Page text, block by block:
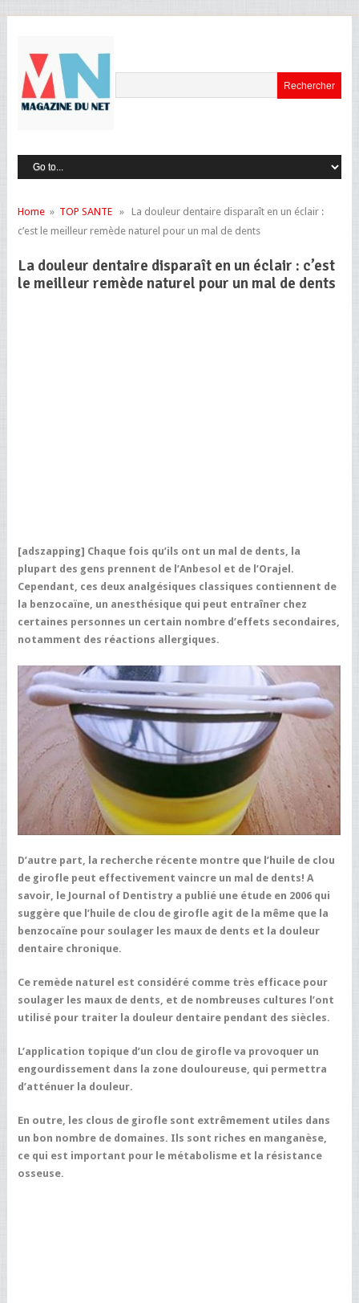
Home» TOP SANTE» La douleur dentaire disparaît en un éclair :
c’est le meilleur remède naturel pour un mal de dents
La douleur dentaire disparaît en un éclair : c’est
le meilleur remède naturel pour un mal de dents
[adszapping] Chaque fois qu’ils ont un mal de dents, la
plupart des gens prennent de l’Anbesol et de l’Orajel.
Cependant, ces deux analgésiques classiques contiennent de
la benzocaïne, un anesthésique qui peut entraîner chez
certaines personnes un certain nombre d’effets secondaires,
notamment des réactions allergiques.
D’autre part, la recherche récente montre que l’huile de clou
de girofle peut effectivement vaincre un mal de dents! A
savoir, le Journal of Dentistry a publié une étude en 2006 qui
suggère que l’huile de clou de girofle agit de la même que la
benzocaïne pour soulager les maux de dents et la douleur
dentaire chronique.
Ce remède naturel est considéré comme très efficace pour
soulager les maux de dents, et de nombreuses cultures l’ont
utilisé pour traiter la douleur dentaire pendant des siècles.
L’application topique d’un clou de girofle va provoquer un
engourdissement dans la zone douloureuse, qui permettra
d’atténuer la douleur.
En outre, les clous de girofle sont extrêmement utiles dans
un bon nombre de domaines. Ils sont riches en manganèse,
ce qui est important pour le métabolisme et la résistance
osseuse.